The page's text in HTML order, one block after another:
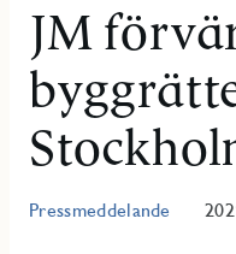
JM
Pressmeddelande